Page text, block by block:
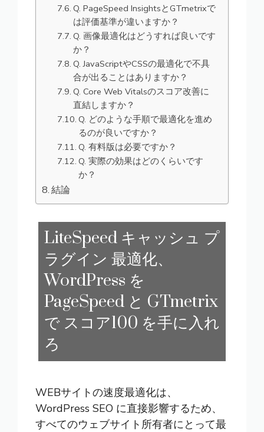
Q. PageSpeed InsightsとGTmetrixで
は評価基準が違いますか？
Q. 画像最適化はどうすれば良いです
か？
Q. JavaScriptやCSSの最適化で不具
合が出ることはありますか？
Q. Core Web Vitalsのスコア改善に
直結しますか？
Q. どのような手順で最適化を進め
るのが良いですか？
Q. 有料版は必要ですか？
Q. 実際の効果はどのくらいです
か？
結論
LiteSpeed キャッシュ プ
ラグイン 最適化、
WordPress を
PageSpeed と GTmetrix
で スコア100 を手に入れ
ろ
WEBサイトの速度最適化は、
WordPress SEO に直接影響するため、
すべてのウェブサイト所有者にとって最